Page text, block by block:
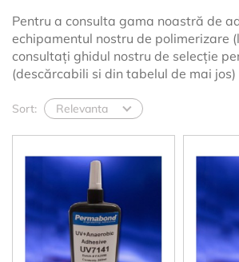
Pentru a consulta gama noastră de
echipamentul nostru de polimerizare
consultați ghidul nostru de selecție
(descărcabili si din tabelul de mai jos)
Sort: Relevanta